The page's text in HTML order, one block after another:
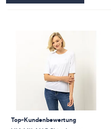
Top-Kundenbewertung